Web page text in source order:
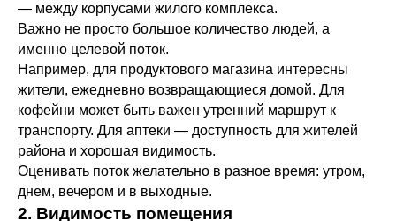
— между корпусами жилого комплекса.
Важно не просто большое количество людей, а
именно целевой поток.
Например, для продуктового магазина интересны
жители, ежедневно возвращающиеся домой. Для
кофейни может быть важен утренний маршрут к
транспорту. Для аптеки — доступность для жителей
района и хорошая видимость.
Оценивать поток желательно в разное время: утром,
днем, вечером и в выходные.
2. Видимость помещения